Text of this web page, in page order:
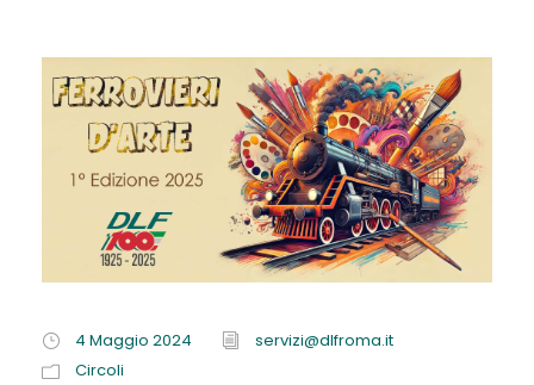
4 Maggio 2024
servizi@dlfroma.it
Circoli